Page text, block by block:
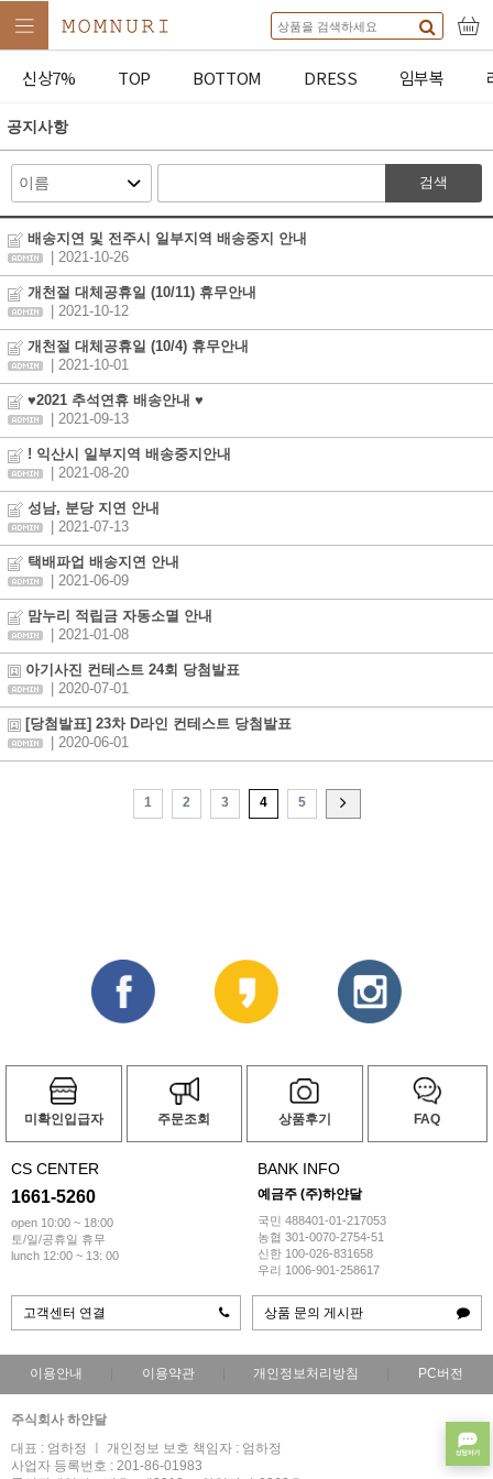
신상7% TOP BOTTOM DRESS 임부복
공지사항
검색
배송지연 및 전주시 일부지역 배송중지 안내
| 2021-10-26
개천절 대체공휴일 (10/11) 휴무안내
| 2021-10-12
개천절 대체공휴일 (10/4) 휴무안내
| 2021-10-01
♥2021 추석연휴 배송안내 ♥
| 2021-09-13
! 익산시 일부지역 배송중지안내
| 2021-08-20
성남, 분당 지연 안내
| 2021-07-13
택배파업 배송지연 안내
| 2021-06-09
맘누리 적립금 자동소멸 안내
| 2021-01-08
아기사진 컨테스트 24회 당첨발표
| 2020-07-01
[당첨발표] 23차 D라인 컨테스트 당첨발표
| 2020-06-01
1 2 3 4 5
미확인입급자 주문조회 상품후기 FAQ
CS CENTER
1661-5260
open 10:00 ~ 18:00
토/일/공휴일 휴무
lunch 12:00 ~ 13: 00
BANK INFO
예금주 (주)하얀달
국민 488401-01-217053
농협 301-0070-2754-51
신한 100-026-831658
우리 1006-901-258617
고객센터 연결 상품 문의 게시판
이용안내 이용약관 개인정보처리방침 PC버전
주식회사 하얀달
대표 : 엄하정 ㅣ 개인정보 보호 책임자 : 엄하정
사업자 등록번호 : 201-86-01983